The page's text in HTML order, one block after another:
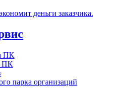
деньги заказчика.
ПК
ПК
парка организаций